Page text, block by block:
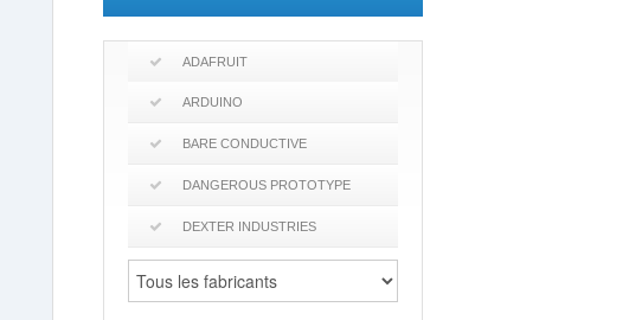
ADAFRUIT
ARDUINO
BARE CONDUCTIVE
DANGEROUS PROTOTYPE
DEXTER INDUSTRIES